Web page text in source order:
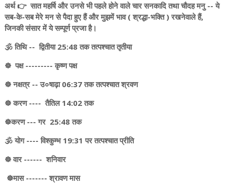
अर्थ 👉 सात महर्षि और उनसे भी पहले होने वाले चार सनकादि तथा चौदह मनु -- ये
सब-के-सब मेरे मन से पैदा हुए हैं और मुझमें भाव ( श्रद्धा-भक्ति ) रखनेवाले हैं,
जिनकी संसार में ये सम्पूर्ण प्रजा है।
🕉️ तिथि -- द्वितीया 25:48 तक तत्पश्चात तृतीया
☸️ पक्ष --------- कृष्ण पक्ष
☸️ नक्षत्र -- उ०षाढ़ा 06:37 तक तत्पश्चात श्रवण
☸️ करण ---- तैतिल 14:02 तक
☸️करण --- गर 25:48 तक
🕉️ योग ---- विश्कुम्भ 19:31 पर तत्पश्चात प्रीति
☸️ वार ------ शनिवार
☸️मास ------- श्रावण मास